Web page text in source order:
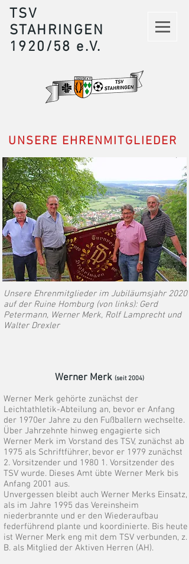
TSV
STAHRINGEN
1920/58 e.V.
UNSERE EHRENMITGLIEDER
Unsere Ehrenmitglieder im Jubiläumsjahr 2020
auf der Ruine Homburg (von links): Gerd
Petermann, Werner Merk, Rolf Lamprecht und
Walter Drexler
Werner Merk (seit 2004)
Werner Merk gehörte zunächst der
Leichtathletik-Abteilung an, bevor er Anfang
der 1970er Jahre zu den Fußballern wechselte.
Über Jahrzehnte hinweg engagierte sich
Werner Merk im Vorstand des TSV, zunächst ab
1975 als Schriftführer, bevor er 1979 zunächst
2. Vorsitzender und 1980 1. Vorsitzender des
TSV wurde. Dieses Amt übte Werner Merk bis
Anfang 2001 aus.
Unvergessen bleibt auch Werner Merks Einsatz,
als im Jahre 1995 das Vereinsheim
niederbrannte und er den Wiederaufbau
federführend plante und koordinierte. Bis heute
ist Werner Merk eng mit dem TSV verbunden, z.
B. als Mitglied der Aktiven Herren (AH).